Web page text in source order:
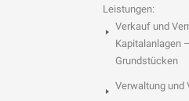
Leistungen:
Verkauf und
Kapitalanlagen
Grundstücken
Verwaltung und